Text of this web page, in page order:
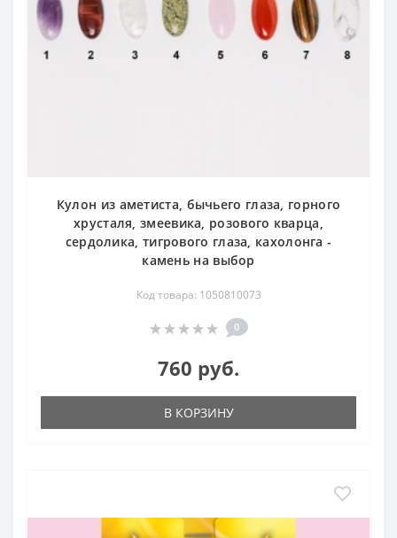
Кулон из аметиста, бычьего глаза, горного
хрусталя, змеевика, розового кварца,
сердолика, тигрового глаза, кахолонга -
камень на выбор
Код товара: 1050810073
0
760 руб.
В КОРЗИНУ